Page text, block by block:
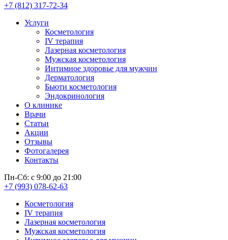
+7 (812) 317-72-34
Услуги
Косметология
IV терапия
Лазерная косметология
Мужская косметология
Интимное здоровье для мужчин
Дерматология
Бьюти косметология
Эндокринология
О клинике
Врачи
Статьи
Акции
Отзывы
Фотогалерея
Контакты
Пн-Сб: с 9:00 до 21:00
+7 (993) 078-62-63
Косметология
IV терапия
Лазерная косметология
Мужская косметология